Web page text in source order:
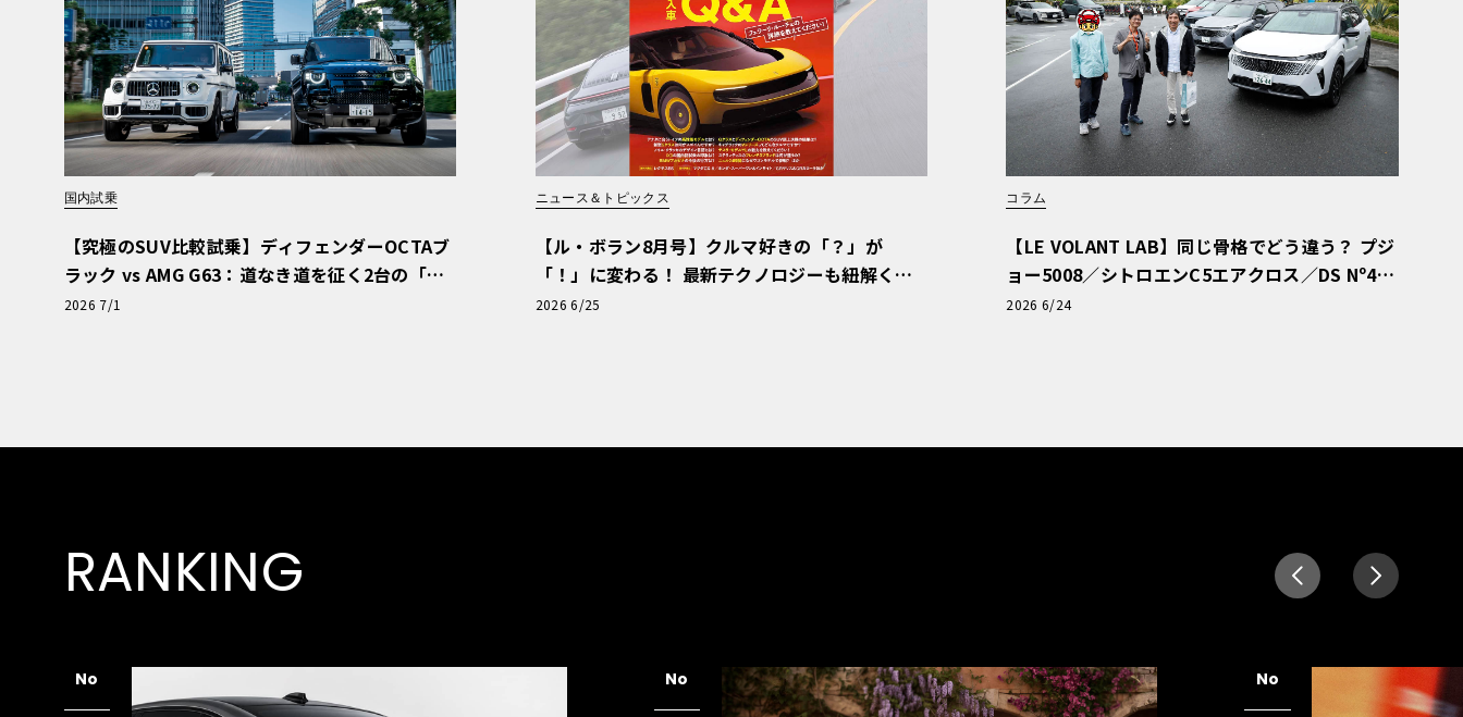
国内試乗
【究極のSUV比較試乗】ディフェンダーOCTAブ
ラック vs AMG G63：道なき道を征く2台の「対
極的アプローチ」
2026 7/1
ニュース＆トピックス
【ル・ボラン8月号】クルマ好きの「？」が
「！」に変わる！ 最新テクノロジーも紐解く
「輸入車Q&A」
2026 6/25
コラム
【LE VOLANT LAB】同じ骨格でどう違う？ プジ
ョー5008／シトロエンC5エアクロス／DS Nº4
読者一気乗りレポート
2026 6/24
RANKING
No No No